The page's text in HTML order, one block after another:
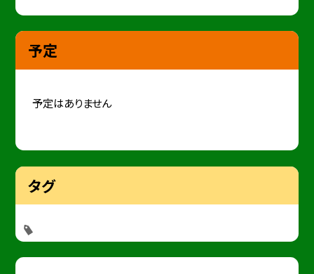
予定
予定はありません
タグ